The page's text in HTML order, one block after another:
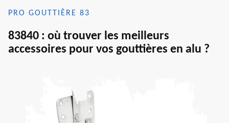
PRO GOUTTIÈRE 83
83840 : où trouver les meilleurs
accessoires pour vos gouttières en alu ?